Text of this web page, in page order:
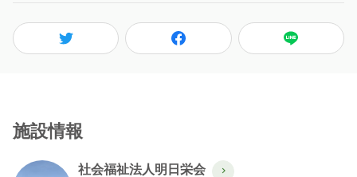
施設情報
社会福祉法人明日栄会